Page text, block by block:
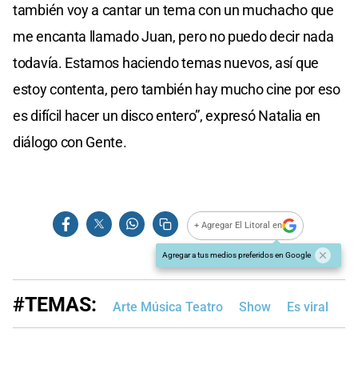
también voy a cantar un tema con un muchacho que
me encanta llamado Juan, pero no puedo decir nada
todavía. Estamos haciendo temas nuevos, así que
estoy contenta, pero también hay mucho cine por eso
es difícil hacer un disco entero”, expresó Natalia en
diálogo con Gente.
+ Agregar El Litoral en
Agregar a tus medios preferidos en Google
#TEMAS: Arte Música Teatro Show Es viral